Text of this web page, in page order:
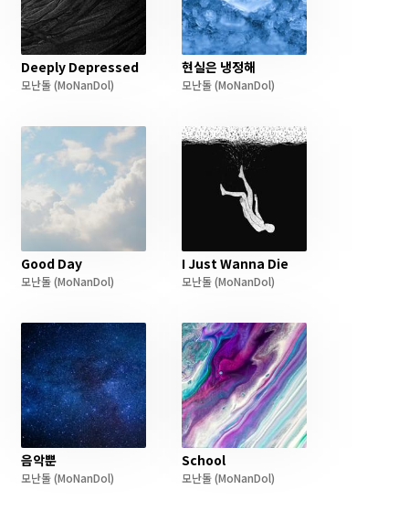
Deeply Depressed
모난돌(MoNanDol)
현실은 냉정해
모난돌(MoNanDol)
Good Day
모난돌(MoNanDol)
I Just Wanna Die
모난돌(MoNanDol)
음악뿐
모난돌(MoNanDol)
School
모난돌(MoNanDol)